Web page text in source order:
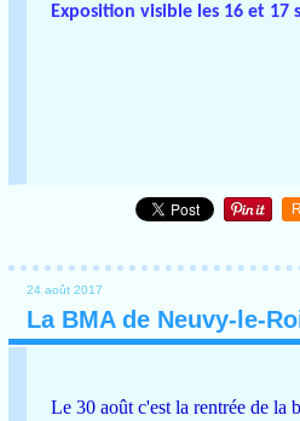
Exposition visible les 16 et
24 août 2017
La BMA de Neuvy-le-
Le 30 août c'est la rentrée de la